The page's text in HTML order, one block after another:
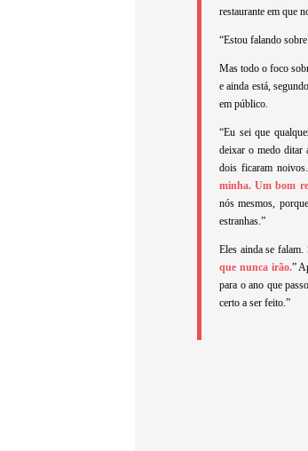
restaurante em que
“Estou falando
Mas todo o foco
e ainda está,
em público.
“Eu sei que
deixar o medo ditar
dois ficaram
minha. Um bom
nós mesmos,
estranhas.”
Eles ainda se falam.
que nunca irão.”
para o ano que
certo a ser feito.”